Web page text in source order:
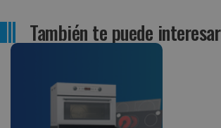
También te puede interesar